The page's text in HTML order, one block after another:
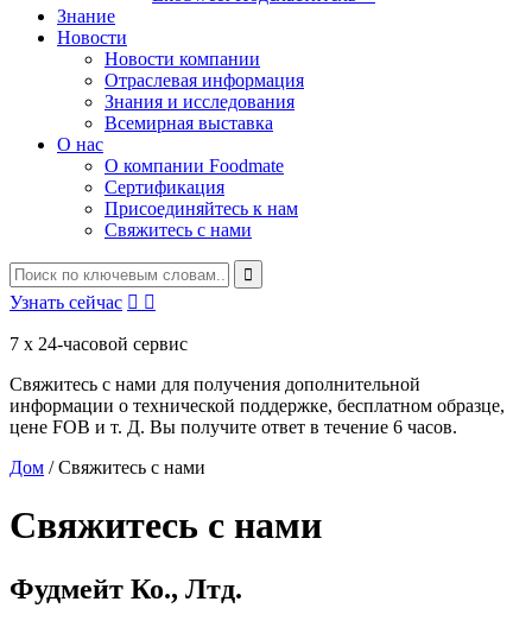
Знание
Новости
Новости компании
Отраслевая информация
Знания и исследования
Всемирная выставка
О нас
О компании Foodmate
Сертификация
Присоединяйтесь к нам
Свяжитесь с нами
Узнать сейчас  
7 x 24-часовой сервис
Свяжитесь с нами для получения дополнительной
информации о технической поддержке, бесплатном образце,
цене FOB и т. Д. Вы получите ответ в течение 6 часов.
Дом /Свяжитесь с нами
Свяжитесь с нами
Фудмейт Ко., Лтд.